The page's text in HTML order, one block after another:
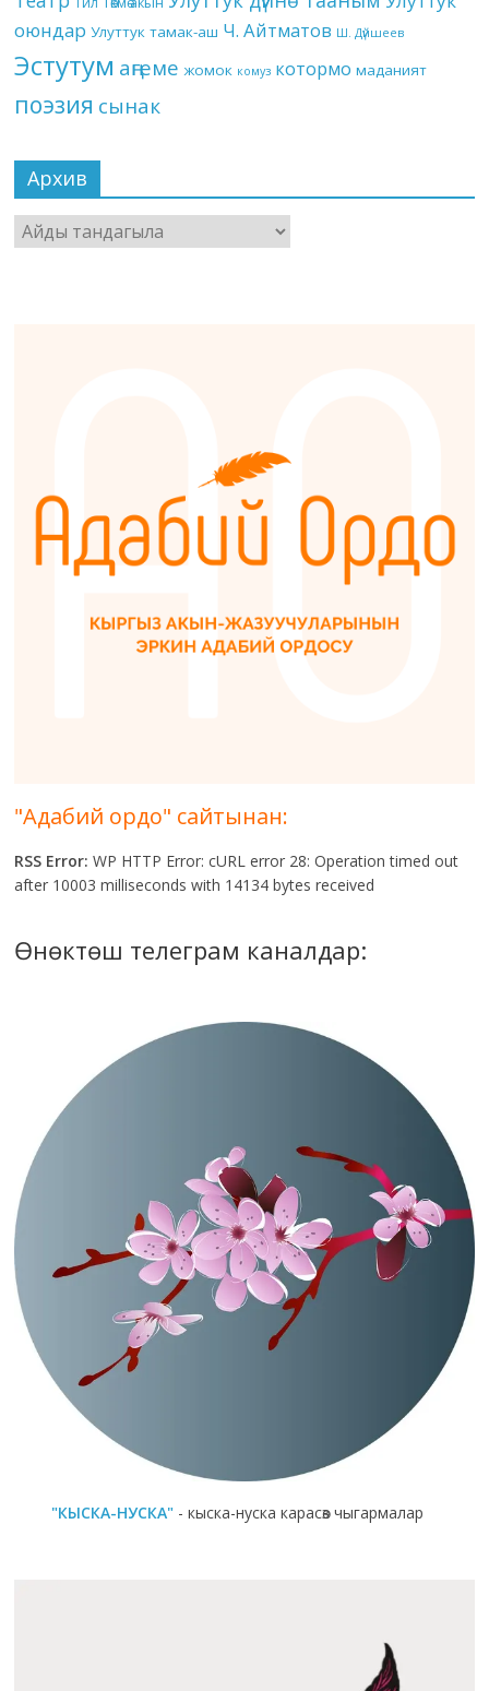
оюндар Улуттук тамак-аш Ч. Айтматов Ш. Дүйшеев
Эстутум аңгеме жомок комуз котормо маданият
поэзия сынак
Архив
Архив
"Адабий ордо" сайтынан:
RSS Error: WP HTTP Error: cURL error 28: Operation timed out
after 10003 milliseconds with 14134 bytes received
Өнөктөш телеграм каналдар:
"КЫСКА-НУСКА" - кыска-нуска карасөз чыгармалар